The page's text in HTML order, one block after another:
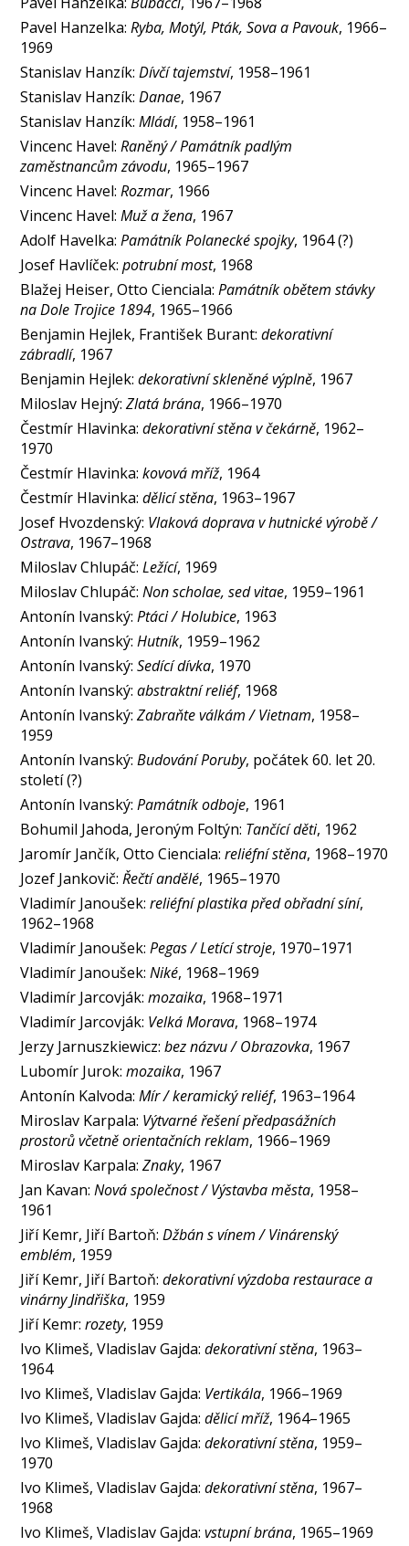
Pavel Hanzelka:Ryba, Motýl, Pták, Sova a Pavouk, 1966–
1969
Stanislav Hanzík:Dívčí tajemství, 1958–1961
Stanislav Hanzík:Danae, 1967
Stanislav Hanzík:Mládí, 1958–1961
Vincenc Havel:Raněný / Památník padlým
zaměstnancům závodu, 1965–1967
Vincenc Havel:Rozmar, 1966
Vincenc Havel:Muž a žena, 1967
Adolf Havelka:Památník Polanecké spojky, 1964 (?)
Josef Havlíček:potrubní most, 1968
Blažej Heiser, Otto Cienciala:Památník obětem stávky
na Dole Trojice 1894, 1965–1966
Benjamin Hejlek, František Burant:dekorativní
zábradlí, 1967
Benjamin Hejlek:dekorativní skleněné výplně, 1967
Miloslav Hejný:Zlatá brána, 1966–1970
Čestmír Hlavinka:dekorativní stěna v čekárně, 1962–
1970
Čestmír Hlavinka:kovová mříž, 1964
Čestmír Hlavinka:dělicí stěna, 1963–1967
Josef Hvozdenský: Vlaková doprava v hutnické výrobě /
Ostrava, 1967–1968
Miloslav Chlupáč:Ležící, 1969
Miloslav Chlupáč:Non scholae, sed vitae, 1959–1961
Antonín Ivanský:Ptáci / Holubice, 1963
Antonín Ivanský:Hutník, 1959–1962
Antonín Ivanský:Sedící dívka, 1970
Antonín Ivanský:abstraktní reliéf, 1968
Antonín Ivanský:Zabraňte válkám / Vietnam, 1958–
1959
Antonín Ivanský:Budování Poruby, počátek 60. let 20.
století (?)
Antonín Ivanský:Památník odboje, 1961
Bohumil Jahoda, Jeroným Foltýn: Tančící děti, 1962
Jaromír Jančík, Otto Cienciala:reliéfní stěna, 1968–1970
Jozef Jankovič:Řečtí andělé, 1965–1970
Vladimír Janoušek:reliéfní plastika před obřadní síní,
1962–1968
Vladimír Janoušek:Pegas / Letící stroje, 1970–1971
Vladimír Janoušek:Niké, 1968–1969
Vladimír Jarcovják:mozaika, 1968–1971
Vladimír Jarcovják: Velká Morava, 1968–1974
Jerzy Jarnuszkiewicz:bez názvu / Obrazovka, 1967
Lubomír Jurok:mozaika, 1967
Antonín Kalvoda:Mír / keramický reliéf, 1963–1964
Miroslav Karpala: Výtvarné řešení předpasážních
prostorů včetně orientačních reklam, 1966–1969
Miroslav Karpala:Znaky, 1967
Jan Kavan:Nová společnost / Výstavba města, 1958–
1961
Jiří Kemr, Jiří Bartoň:Džbán s vínem / Vinárenský
emblém, 1959
Jiří Kemr, Jiří Bartoň:dekorativní výzdoba restaurace a
vinárny Jindřiška, 1959
Jiří Kemr:rozety, 1959
Ivo Klimeš, Vladislav Gajda:dekorativní stěna, 1963–
1964
Ivo Klimeš, Vladislav Gajda: Vertikála, 1966–1969
Ivo Klimeš, Vladislav Gajda:dělicí mříž, 1964–1965
Ivo Klimeš, Vladislav Gajda:dekorativní stěna, 1959–
1970
Ivo Klimeš, Vladislav Gajda:dekorativní stěna, 1967–
1968
Ivo Klimeš, Vladislav Gajda:vstupní brána, 1965–1969